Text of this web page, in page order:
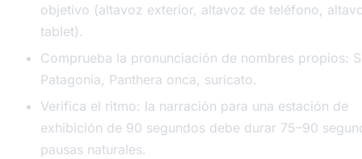
objetivo (altavoz exterior, altavoz de teléfono,
tablet).
Comprueba la pronunciación de nombres propios:
Patagonia, Panthera onca, suricato.
Verifica el ritmo: la narración para una estación de
exhibición de 90 segundos debe durar 75–90
pausas naturales.